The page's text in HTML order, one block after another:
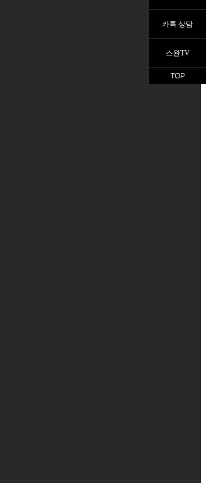
카톡 상담
스완TV
TOP